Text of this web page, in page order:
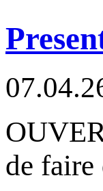
de faire